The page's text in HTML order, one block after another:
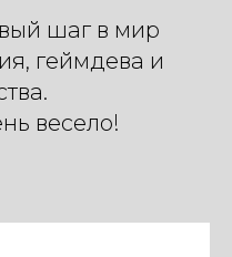
шаг в мир
геймдева и
весело!